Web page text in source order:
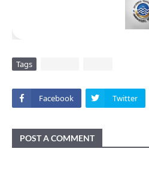
Tags
Facebook Twitter
POST A COMMENT